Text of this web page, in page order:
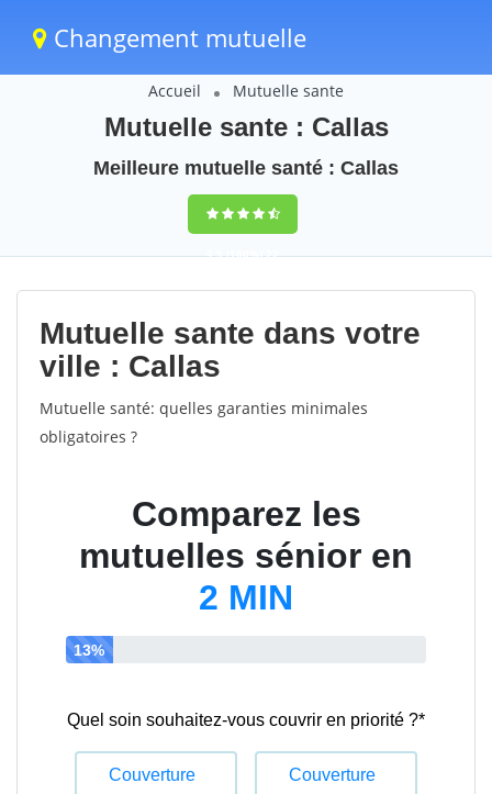
Changement mutuelle
Accueil Mutuelle sante
Mutuelle sante : Callas
Meilleure mutuelle santé : Callas
9,5(100%)22
votes
Mutuelle sante dans votre
ville : Callas
Mutuelle santé: quelles garanties minimales
obligatoires ?